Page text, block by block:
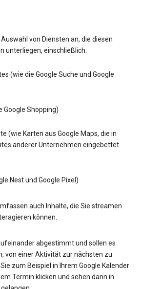
von Diensten an, die diesen
unterliegen, einschließlich:
(wie die Google Suche und Google
Google Shopping)
(wie Karten aus Google Maps, die in
anderer Unternehmen eingebettet
Nest und Google Pixel)
auch Inhalte, die Sie streamen
können.
abgestimmt und sollen es
von einer Aktivität zur nächsten zu
zum Beispiel in Ihrem Google Kalender
Termin klicken und sehen dann in